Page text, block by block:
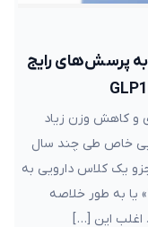
به پرسش‌های رایج
و کاهش وزن زیاد
خاص طی چند سال
یک کلاس دارویی به
نام «آگونیست گیرنده پپتید شبه گلوکاگون ۱» یا به طور خلاصه